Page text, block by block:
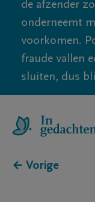
de afzender
onderneemt
voorkomen.
fraude vallen
sluiten, dus
← Vorige